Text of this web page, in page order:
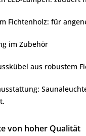
Fichtenholz: für
im Zubehör
aus robustem
von hoher Qualität